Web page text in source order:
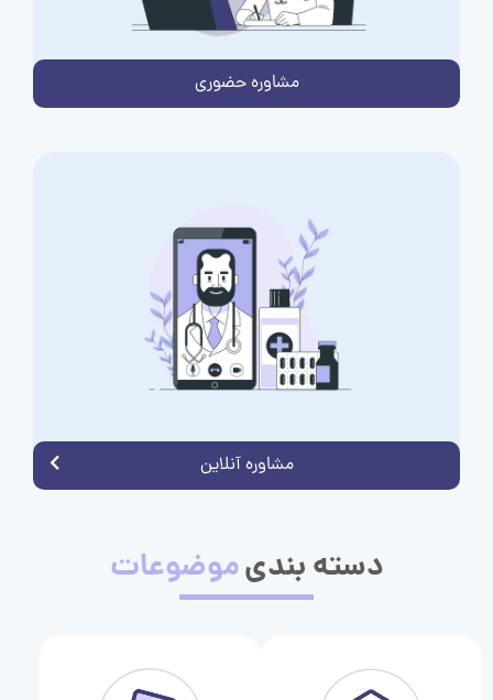
مشاوره حضوری
مشاوره آنلاین
دسته بندیموضوعات